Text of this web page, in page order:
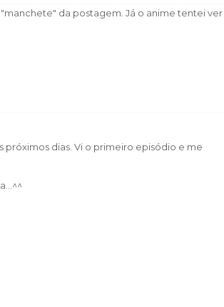
da postagem. Já o anime tentei ver
próximos dias. Vi o primeiro episódio e me